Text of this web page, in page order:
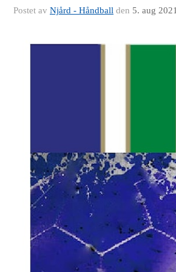
Postet av Njård - Håndball den 5. aug